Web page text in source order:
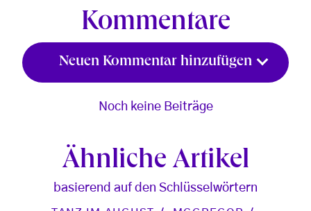
Kommentare
Neuen Kommentar hinzufügen
Noch keine Beiträge
Ähnliche Artikel
basierend auf den Schlüsselwörtern